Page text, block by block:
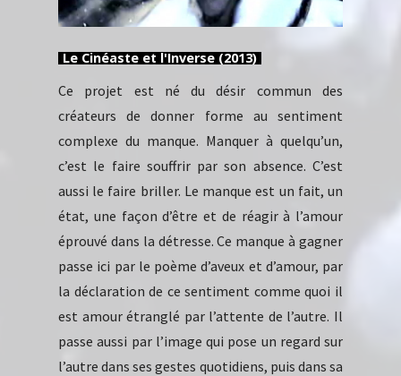
Le Cinéaste et l'Inverse (2013)
Ce projet est né du désir commun des
créateurs de donner forme au sentiment
complexe du manque. Manquer à quelqu’un,
c’est le faire souffrir par son absence. C’est
aussi le faire briller. Le manque est un fait, un
état, une façon d’être et de réagir à l’amour
éprouvé dans la détresse. Ce manque à gagner
passe ici par le poème d’aveux et d’amour, par
la déclaration de ce sentiment comme quoi il
est amour étranglé par l’attente de l’autre. Il
passe aussi par l’image qui pose un regard sur
l’autre dans ses gestes quotidiens, puis dans sa